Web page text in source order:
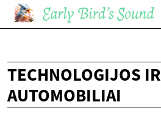
TECHNOLOGIJOS IR
AUTOMOBILIAI